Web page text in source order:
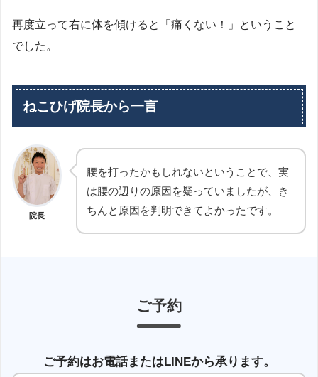
再度立って右に体を傾けると「痛くない！」ということ
でした。
ねこひげ院長から一言
院長
腰を打ったかもしれないということで、実
は腰の辺りの原因を疑っていましたが、き
ちんと原因を判明できてよかったです。
ご予約
ご予約はお電話またはLINEから承ります。